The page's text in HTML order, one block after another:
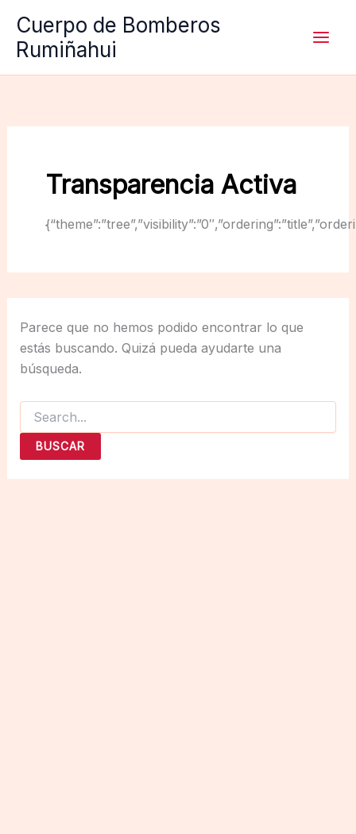
contenido
Cuerpo de Bomberos
Rumiñahui
Transparencia Activa
Parece que no hemos podido encontrar lo que
estás buscando. Quizá pueda ayudarte una
búsqueda.
Buscar
por: